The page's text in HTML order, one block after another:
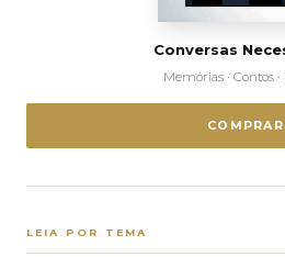
Conversas
Memórias · Contos ·
COMPRAR
LEIA POR TEMA